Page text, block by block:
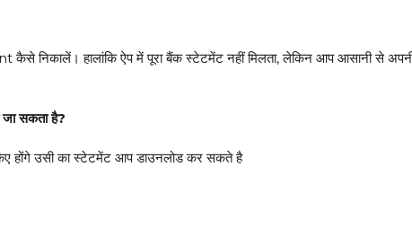
निकालें। हालांकि ऐप में पूरा बैंक स्टेटमेंट नहीं मिलता, लेकिन आप आसानी से
सकता है?
होंगे उसी का स्टेटमेंट आप डाउनलोड कर सकते है